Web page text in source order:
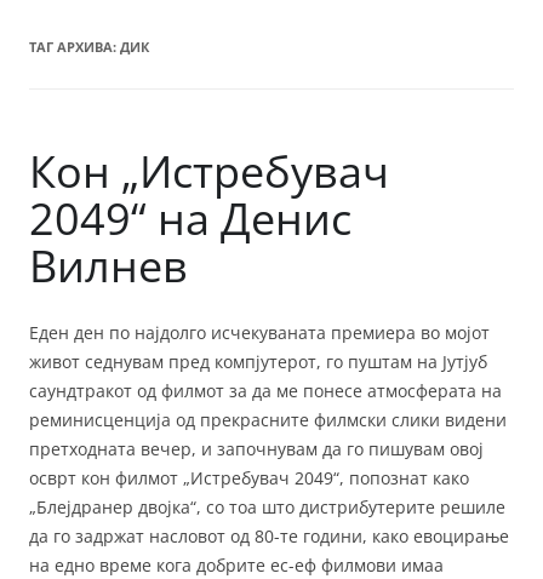
ТАГ АРХИВА: ДИК
Кон „Истребувач
2049“ на Денис
Вилнев
Еден ден по најдолго исчекуваната премиера во мојот
живот седнувам пред компјутерот, го пуштам на Јутјуб
саундтракот од филмот за да ме понесе атмосферата на
реминисценција од прекрасните филмски слики видени
претходната вечер, и започнувам да го пишувам овој
осврт кон филмот „Истребувач 2049“, попознат како
„Блејдранер двојка“, со тоа што дистрибутерите решиле
да го задржат насловот од 80-те години, како евоцирање
на едно време кога добрите ес-еф филмови имаа